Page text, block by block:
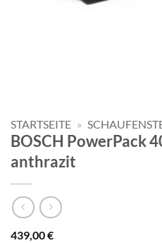
STARTSEITE »
BOSCH PowerPack
anthrazit
439,00€